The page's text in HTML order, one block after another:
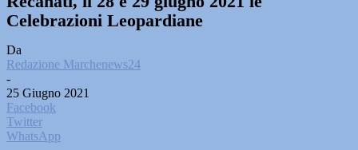
Celebrazioni Leopardiane
Da
Redazione Marchenews24
-
25 Giugno 2021
Facebook
Twitter
WhatsApp